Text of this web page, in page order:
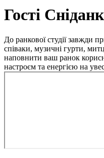
Гості
До ранкової студії завжди
співаки, музичні гурти,
наповнити ваш ранок
настроєм та енергією на